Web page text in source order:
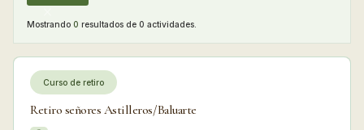
Mostrando 0 resultados de 0 actividades.
Curso de retiro
Retiro señores Astilleros/Baluarte